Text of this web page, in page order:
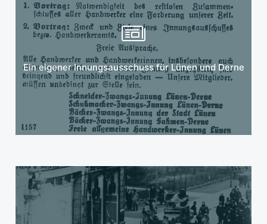
Ein eigener Innungsausschuss für Lünen und Derne
Mehr erfahren